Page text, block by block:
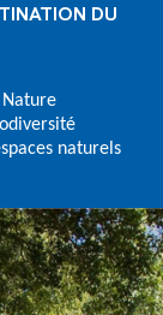
DU
naturels